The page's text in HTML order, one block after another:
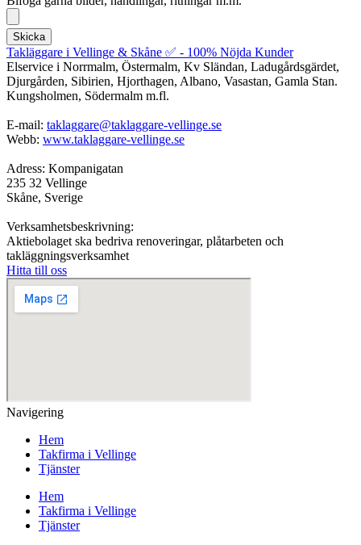
Skicka
Takläggare i Vellinge & Skåne ✅ - 100% Nöjda Kunder
Elservice i Norrmalm, Östermalm, Kv Sländan, Ladugårdsgärdet,
Djurgården, Sibirien, Hjorthagen, Albano, Vasastan, Gamla Stan.
Kungsholmen, Södermalm m.fl.
E-mail: taklaggare@taklaggare-vellinge.se
Webb: www.taklaggare-vellinge.se
Adress: Kompanigatan
235 32 Vellinge
Skåne, Sverige
Verksamhetsbeskrivning:
Aktiebolaget ska bedriva renoveringar, plåtarbeten och
takläggningsverksamhet
Hitta till oss
Navigering
Hem
Takfirma i Vellinge
Tjänster
Hem
Takfirma i Vellinge
Tjänster